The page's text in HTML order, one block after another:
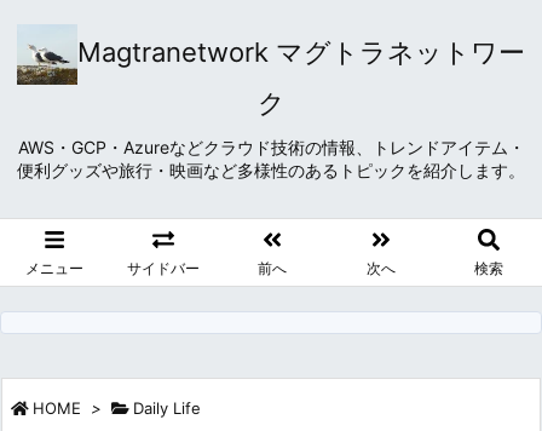
Magtranetwork マグトラネットワー
ク
AWS・GCP・Azureなどクラウド技術の情報、トレンドアイテム・
便利グッズや旅行・映画など多様性のあるトピックを紹介します。
メニュー サイドバー 前へ 次へ 検索
HOME > Daily Life